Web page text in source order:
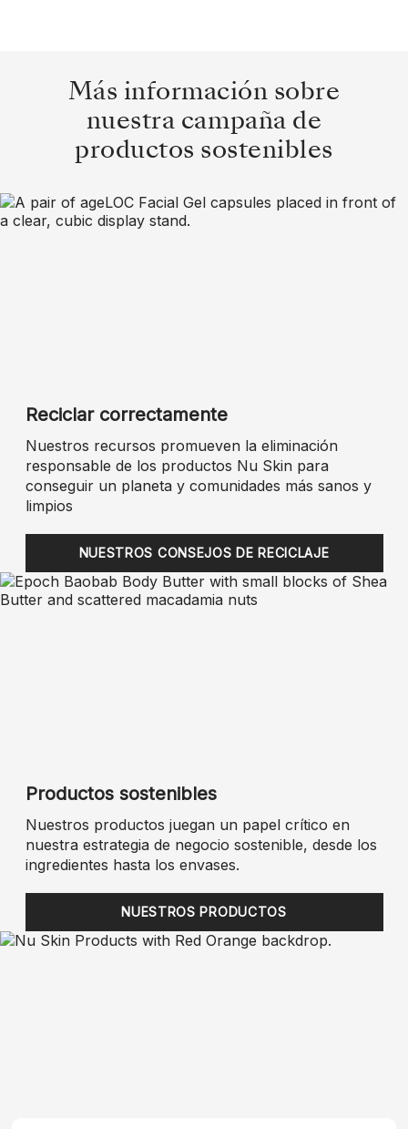
Más información sobre
nuestra campaña de
productos sostenibles
Reciclar correctamente
Nuestros recursos promueven la eliminación
responsable de los productos Nu Skin para
conseguir un planeta y comunidades más sanos y
limpios
NUESTROS CONSEJOS DE RECICLAJE
Productos sostenibles
Nuestros productos juegan un papel crítico en
nuestra estrategia de negocio sostenible, desde los
ingredientes hasta los envases.
NUESTROS PRODUCTOS